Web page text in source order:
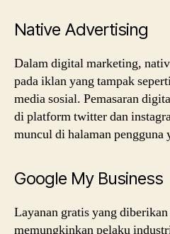
Native Advertising
Dalam digital marketing,
pada iklan yang tampak
media sosial. Pemasaran
di platform twitter dan
muncul di halaman
Google My Business
Layanan gratis yang
memungkinkan pelaku